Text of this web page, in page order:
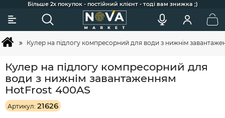
Сковорідки для індукції, гриля та щоденного готування
Більше 2х покупок - постійний клієнт - тоді вам знижка ;)
Акції та додаткові знижки для постійних клієнтів
Найкраща професійна косметика для догляду
Широкий вибір товарів та зручний підбір
Швидка доставка по Україні
Покупка товарів в кредит
Кулер на підлогу компресорний для води з нижнім
Кулер на підлогу компресорний для
води з нижнім завантаженням
HotFrost 400AS
Артикул: 21626